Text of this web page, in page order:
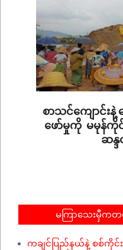
စာသင်ကျောင်း
ဖော်မှုကို မမုန်ကို
ဆန္
မကြာသေးမှီကတ
ကချင်ပြည်နယ်နဲ့ စစ်ကိုင်